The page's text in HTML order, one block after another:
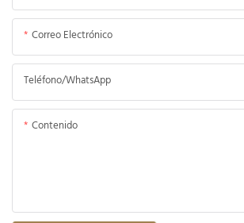
Correo Electrónico
Teléfono/WhatsApp
Contenido